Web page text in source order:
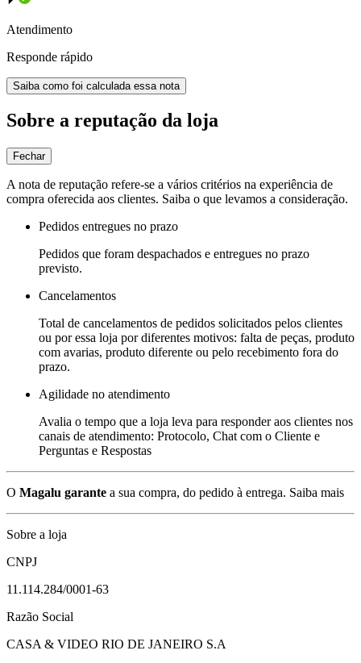
Atendimento
Responde rápido
Saiba como foi calculada essa nota
Sobre a reputação da loja
Fechar
A nota de reputação refere-se a vários critérios na experiência de
compra oferecida aos clientes. Saiba o que levamos a consideração.
Pedidos entregues no prazo
Pedidos que foram despachados e entregues no prazo
previsto.
Cancelamentos
Total de cancelamentos de pedidos solicitados pelos clientes
ou por essa loja por diferentes motivos: falta de peças, produto
com avarias, produto diferente ou pelo recebimento fora do
prazo.
Agilidade no atendimento
Avalia o tempo que a loja leva para responder aos clientes nos
canais de atendimento: Protocolo, Chat com o Cliente e
Perguntas e Respostas
O Magalu garante a sua compra, do pedido à entrega. Saiba mais
Sobre a loja
CNPJ
11.114.284/0001-63
Razão Social
CASA & VIDEO RIO DE JANEIRO S.A